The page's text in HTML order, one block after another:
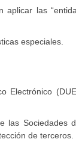
las
especiales.
Electrónico
las Sociedades
de terceros.